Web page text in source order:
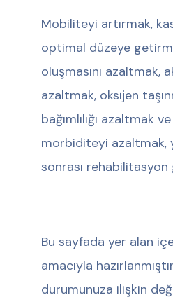
Mobiliteyi artırmak,
optimal düzeye
oluşmasını azaltmak,
azaltmak, oksijen
bağımlılığı azaltmak
morbiditeyi azaltmak,
sonrası
Bu sayfada yer alan
amacıyla
durumunuza ilişkin